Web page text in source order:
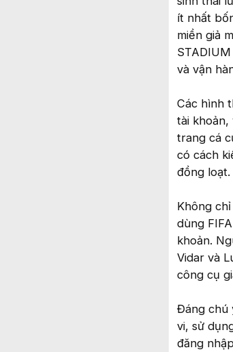
ít nhất
miền giả
và vận
Các hình
tài khoản,
trang cá
có cách
đồng loạt.
Không
dùng
khoản.
Vidar và
công cụ
Đáng chú
vi, sử
đăng